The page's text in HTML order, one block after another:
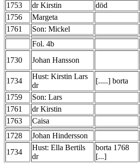
1753
dr Kirstin
död
1756
Margeta
1761
Son: Mickel
Fol. 4b
1730
Johan Hansson
1734
Hust: Kirstin Lars
dr
[.....] borta
1759
Son: Lars
1761
dr Kirstin
1763
Caisa
1728
Johan Hindersson
1734
Hust: Ella Bertils
dr
borta 1768
[...]